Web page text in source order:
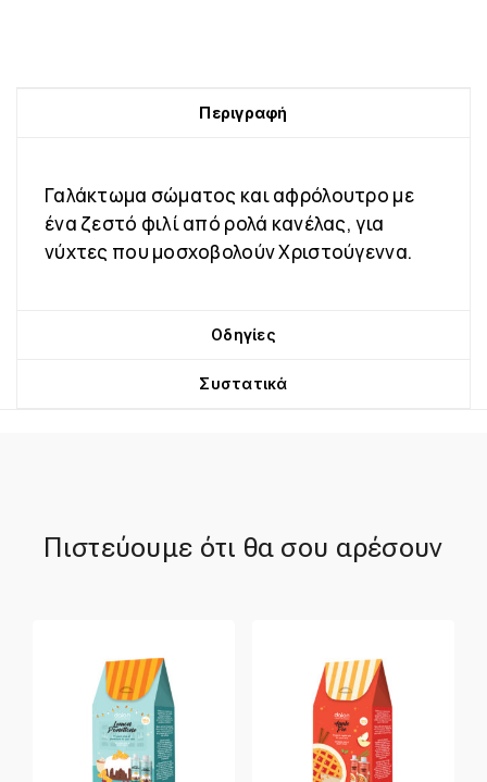
Περιγραφή
Γαλάκτωμα σώματος και αφρόλουτρο με
ένα ζεστό φιλί από ρολά κανέλας, για
νύχτες που μοσχοβολούν Χριστούγεννα.
Οδηγίες
Συστατικά
Πιστεύουμε ότι θα σου αρέσουν